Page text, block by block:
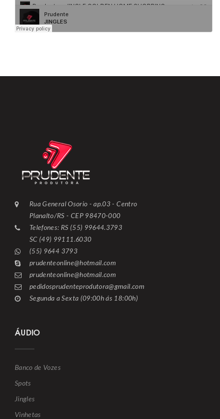
Rua General Osorio - ap.03 - Centro
Planalto/RS - CEP 98470-000
Telefones: RS (55) 99644.3793
SC (49) 99111.6030
(55) 9644 3793
prudenteonline@hotmail.com
prudenteonline@hotmail.com
pedidosprudenteprodutora@gmail.com
Segunda a Sexta (09:00h ás 18:00h)
ÁUDIO
Banco de Vozes
Spots
Jingles
Vinhetas